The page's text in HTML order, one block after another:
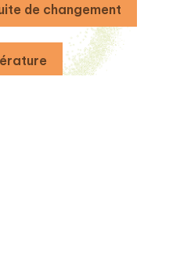
de changement